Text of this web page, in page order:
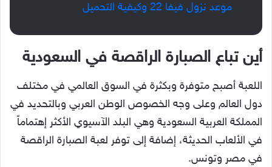
موعد نزول فيفا 22 وكيفية التحميل
أين تباع الصبارة الراقصة في السعودية
اللعبة أصبح متوفرة وبكثرة في السوق العالمي في مختلف
دول العالم وعلى وجه الخصوص الوطن العربي وبالتحديد في
المملكة العربية السعودية وهي البلد الآسيوي الأكثر إهتماماً
في الألعاب الحديثة، إضافة إلى توفر لعبة الصبارة الراقصة
في مصر وتونس.